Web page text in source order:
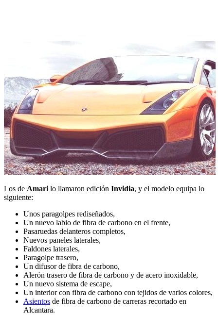
Los de Amari lo llamaron edición Invidia, y el modelo equipa lo
siguiente:
Unos paragolpes rediseñados,
Un nuevo labio de fibra de carbono en el frente,
Pasaruedas delanteros completos,
Nuevos paneles laterales,
Faldones laterales,
Paragolpe trasero,
Un difusor de fibra de carbono,
Alerón trasero de fibra de carbono y de acero inoxidable,
Un nuevo sistema de escape,
Un interior con fibra de carbono con tejidos de varios colores,
Asientos de fibra de carbono de carreras recortado en
Alcantara.